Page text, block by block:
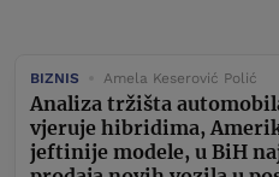
BIZNIS Amela Keserović Polić
Analiza tržišta
vjeruje hibridima,
jeftinije modele, u BiH